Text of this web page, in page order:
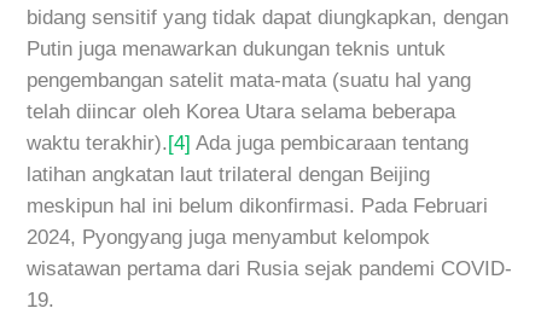
bidang sensitif yang tidak dapat diungkapkan, dengan
Putin juga menawarkan dukungan teknis untuk
pengembangan satelit mata-mata (suatu hal yang
telah diincar oleh Korea Utara selama beberapa
waktu terakhir).[4] Ada juga pembicaraan tentang
latihan angkatan laut trilateral dengan Beijing
meskipun hal ini belum dikonfirmasi. Pada Februari
2024, Pyongyang juga menyambut kelompok
wisatawan pertama dari Rusia sejak pandemi COVID-
19.